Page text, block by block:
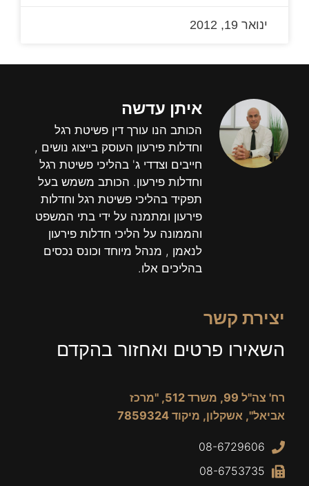
ינואר 19, 2012
איתן עדשה
הכותב הנו עורך דין פשיטת רגל
וחדלות פירעון העוסק בייצוג נושים ,
חייבים וצדדי ג' בהליכי פשיטת רגל
וחדלות פירעון. הכותב משמש בעל
תפקיד בהליכי פשיטת רגל וחדלות
פירעון ומתמנה על ידי בתי המשפט
והממונה על הליכי חדלות פירעון
לנאמן , מנהל מיוחד וכונס נכסים
בהליכים אלו.
יצירת קשר
השאירו פרטים ואחזור בהקדם
רח' צה"ל 99, משרד 512, "מרכז
אביאל", אשקלון, מיקוד 7859324
08-6729606
08-6753735